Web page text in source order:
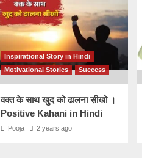
Inspirational Story in Hindi
Motivational Stories
Success
वक्त के साथ खुद को ढालना सीखो ।
Positive Kahani in Hindi
Pooja 2 years ago